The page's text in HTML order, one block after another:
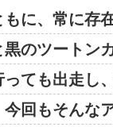
もに、常に存
のツートン
ても出走し
回もそんな